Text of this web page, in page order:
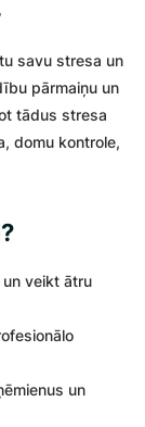
savu stresa un
pārmaiņu un
tādus stresa
domu kontrole,
veikt ātru
un